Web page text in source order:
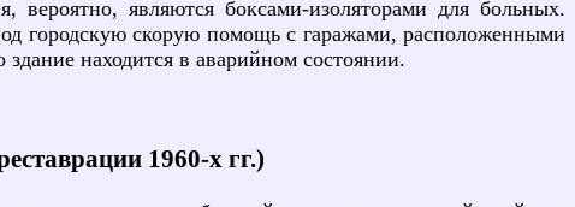
являются боксами-изоляторами для больных.
городскую скорую помощь с гаражами, расположенными
находится в аварийном состоянии.
1960-х гг.)